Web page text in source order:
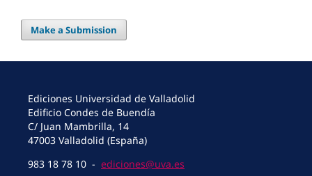
Make a Submission
Ediciones Universidad de Valladolid
Edificio Condes de Buendía
C/ Juan Mambrilla, 14
47003 Valladolid (España)
983 18 78 10 - ediciones@uva.es